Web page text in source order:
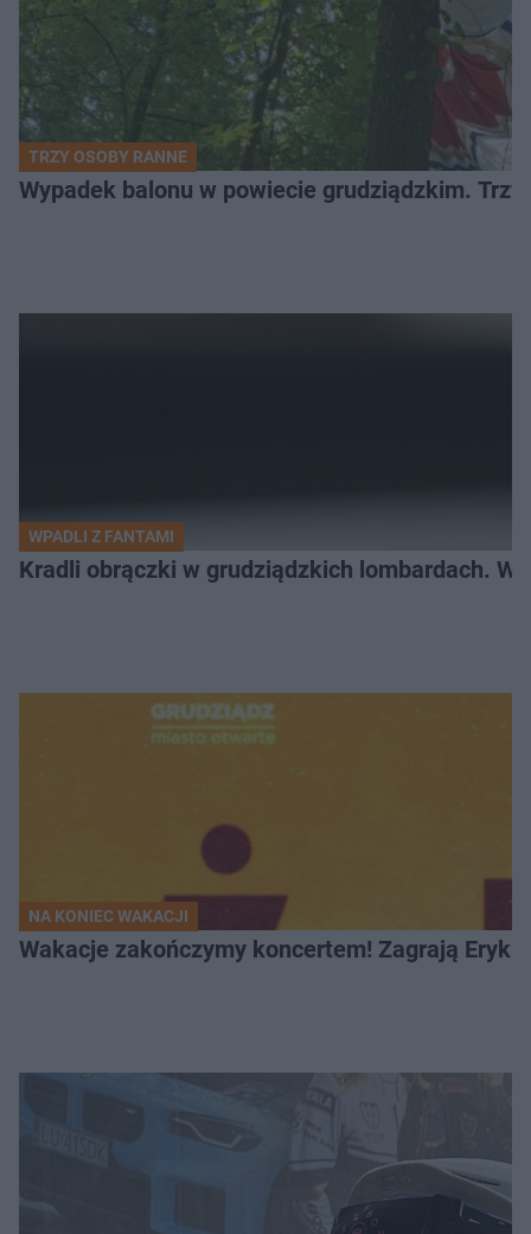
TRZY OSOBY RANNE
Wypadek balonu w powiecie grudziądzkim.
WPADLI Z FANTAMI
Kradli obrączki w grudziądzkich lombardach.
NA KONIEC WAKACJI
Wakacje zakończymy koncertem! Zagrają Eryk